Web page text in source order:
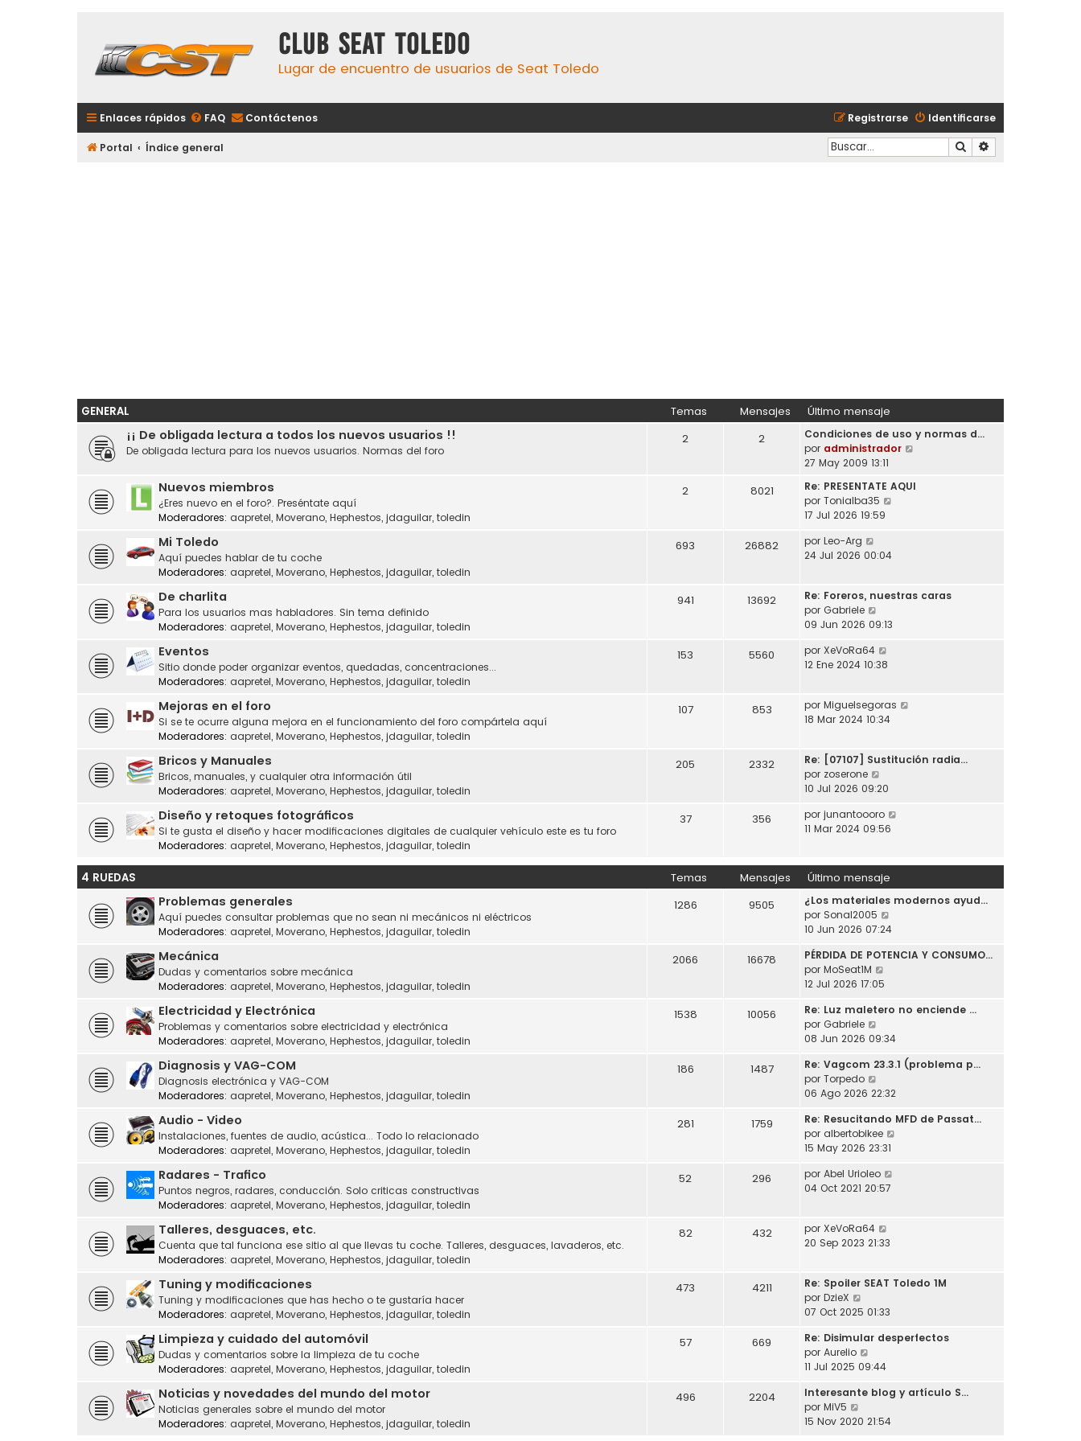
Club Seat Toledo
Lugar de encuentro de usuarios de Seat Toledo
Enlaces rápidos FAQ Contáctenos Identificarse
Registrarse
Portal Índice general Buscar
GENERAL Temas Mensajes Último mensaje
¡¡ De obligada lectura a todos los nuevos usuarios !!
De obligada lectura para los nuevos usuarios. Normas del foro
2 2
Condiciones de uso y normas d…
por administrador
ú
e
27 May 2009 13:11
Nuevos miembros
¿Eres nuevo en el foro?. Preséntate aquí
Moderadores: aapretel, Moverano, Hephestos, jdaguilar, toledin
2 8021
Re: PRESENTATE AQUI
por Tonialba35
m
j
17 Jul 2026 19:59
Mi Toledo
Aquí puedes hablar de tu coche
Moderadores: aapretel, Moverano, Hephestos, jdaguilar, toledin
693 26882 por Leo-Arg
e
l
t
i
o
m
s
e
24 Jul 2026 00:04
De charlita
Para los usuarios mas habladores. Sin tema definido
Moderadores: aapretel, Moverano, Hephestos, jdaguilar, toledin
941 13692
Re: Foreros, nuestras caras
por Gabriele
e
ú
l
m
o
n
s
j
e
09 Jun 2026 09:13
Eventos
Sitio donde poder organizar eventos, quedadas, concentraciones...
Moderadores: aapretel, Moverano, Hephestos, jdaguilar, toledin
153 5560 por XeVoRa64
l
t
o
e
n
s
e
12 Ene 2024 10:38
Mejoras en el foro
Si se te ocurre alguna mejora en el funcionamiento del foro compártela aquí
Moderadores: aapretel, Moverano, Hephestos, jdaguilar, toledin
107 853 por Miguelsegoras
l
n
a
j
18 Mar 2024 10:34
Bricos y Manuales
Bricos, manuales, y cualquier otra información útil
Moderadores: aapretel, Moverano, Hephestos, jdaguilar, toledin
205 2332
Re: [07107] Sustitución radia…
por zoserone
e
ú
l
m
o
m
e
n
a
j
e
10 Jul 2026 09:20
Diseño y retoques fotográficos
Si te gusta el diseño y hacer modificaciones digitales de cualquier vehículo este es tu foro
Moderadores: aapretel, Moverano, Hephestos, jdaguilar, toledin
37 356 por junantoooro
t
i
e
j
11 Mar 2024 09:56
4 RUEDAS Temas Mensajes Último mensaje
Problemas generales
Aquí puedes consultar problemas que no sean ni mecánicos ni eléctricos
Moderadores: aapretel, Moverano, Hephestos, jdaguilar, toledin
1286 9505
¿Los materiales modernos ayud…
por Sonal2005
e
ú
m
m
e
s
j
e
10 Jun 2026 07:24
Mecánica
Dudas y comentarios sobre mecánica
Moderadores: aapretel, Moverano, Hephestos, jdaguilar, toledin
2066 16678
PÉRDIDA DE POTENCIA Y CONSUMO…
por MoSeat1M
ú
t
m
m
n
s
j
e
12 Jul 2026 17:05
Electricidad y Electrónica
Problemas y comentarios sobre electricidad y electrónica
Moderadores: aapretel, Moverano, Hephestos, jdaguilar, toledin
1538 10056
Re: Luz maletero no enciende …
por Gabriele
e
ú
t
m
o
m
n
j
e
08 Jun 2026 09:34
Diagnosis y VAG-COM
Diagnosis electrónica y VAG-COM
Moderadores: aapretel, Moverano, Hephestos, jdaguilar, toledin
186 1487
Re: Vagcom 23.3.1 (problema p…
por Torpedo
e
ú
l
t
m
o
e
n
j
06 Ago 2026 22:32
Audio - Video
Instalaciones, fuentes de audio, acústica... Todo lo relacionado
Moderadores: aapretel, Moverano, Hephestos, jdaguilar, toledin
281 1759
Re: Resucitando MFD de Passat…
por albertobikee
e
j
15 May 2026 23:31
Radares - Trafico
Puntos negros, radares, conducción. Solo criticas constructivas
Moderadores: aapretel, Moverano, Hephestos, jdaguilar, toledin
52 296 por Abel Urioleo
o
s
e
04 Oct 2021 20:57
Talleres, desguaces, etc.
Cuenta que tal funciona ese sitio al que llevas tu coche. Talleres, desguaces, lavaderos, etc.
Moderadores: aapretel, Moverano, Hephestos, jdaguilar, toledin
82 432 por XeVoRa64
e
l
i
o
s
a
20 Sep 2023 21:33
Tuning y modificaciones
Tuning y modificaciones que has hecho o te gustaría hacer
Moderadores: aapretel, Moverano, Hephestos, jdaguilar, toledin
473 4211
Re: Spoiler SEAT Toledo 1M
por DzieX
e
ú
l
t
m
m
07 Oct 2025 01:33
Limpieza y cuidado del automóvil
Dudas y comentarios sobre la limpieza de tu coche
Moderadores: aapretel, Moverano, Hephestos, jdaguilar, toledin
57 669
Re: Disimular desperfectos
por Aurelio
e
ú
t
11 Jul 2025 09:44
Noticias y novedades del mundo del motor
Noticias generales sobre el mundo del motor
Moderadores: aapretel, Moverano, Hephestos, jdaguilar, toledin
496 2204
Interesante blog y artículo S…
por MiV5
e
15 Nov 2020 21:54